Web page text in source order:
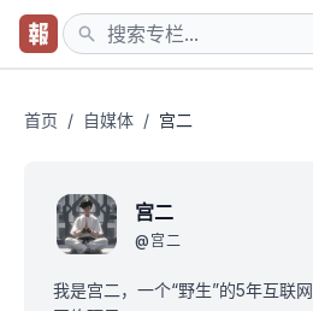
首页 / 自媒体 / 宫二
宫二
@ 宫二
我是宫二，一个“野生”的5年互联